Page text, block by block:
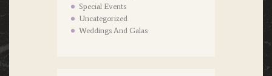
Special Events
Uncategorized
Weddings And Galas